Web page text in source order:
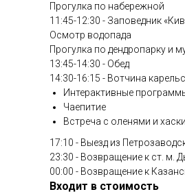
Прогулка по набережной
11:45-12:30 - Заповедник
Осмотр водопада
Прогулка по дендропарку и
13:45-14:30 - Обед
14:30-16:15 - Вотчина
Интерактивные
Чаепитие
Встреча с оленями и хаски
17:10 - Выезд из
23:30 - Возвращение к ст. м.
00:00 - Возвращение к
Входит в стоимость